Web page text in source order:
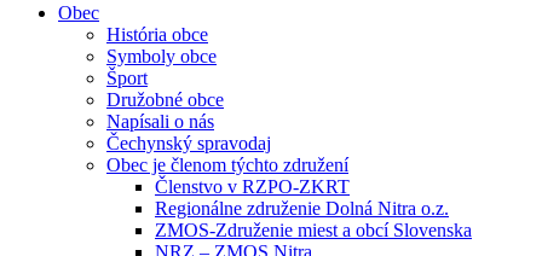
Obec
História obce
Symboly obce
Šport
Družobné obce
Napísali o nás
Čechynský spravodaj
Obec je členom týchto združení
Členstvo v RZPO-ZKRT
Regionálne združenie Dolná Nitra o.z.
ZMOS-Združenie miest a obcí Slovenska
NRZ – ZMOS Nitra